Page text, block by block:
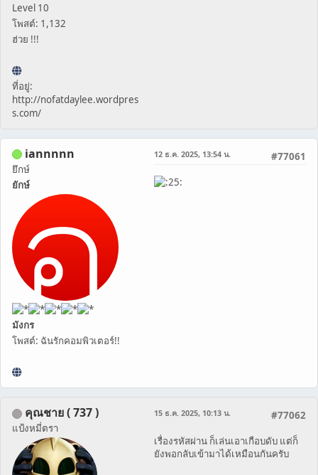
Level 10
โพสต์: 1,132
ฮ่วย !!!
ที่อยู่:
http://nofatdaylee.wordpres
s.com/
iannnnn
ยึกษ์
ยักษ์
มังกร
โพสต์: ฉันรักคอมพิวเตอร์!!
#77061
12 ธ.ค. 2025, 13:54 น.
คุณชาย ( 737 )
แป้งหมี่ตรา
#77062
15 ธ.ค. 2025, 10:13 น.
เรื่องรหัสผ่าน ก็เล่นเอาเกือบดับ แต่ก็
ยังพอกลับเข้ามาได้เหมือนกันครับ